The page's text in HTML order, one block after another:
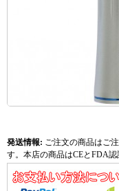
発送情報: ご注文の商品はご
す。本店の商品はCEとFDA